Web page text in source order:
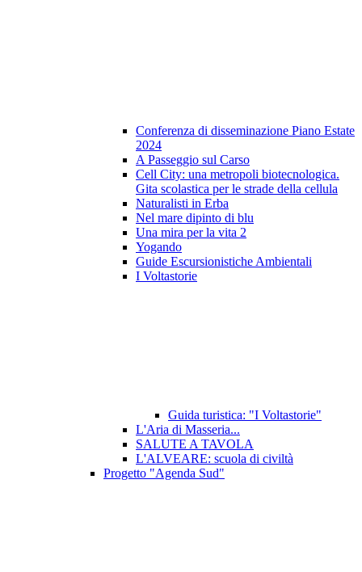
Conferenza di disseminazione Piano Estate
2024
A Passeggio sul Carso
Cell City: una metropoli biotecnologica.
Gita scolastica per le strade della cellula
Naturalisti in Erba
Nel mare dipinto di blu
Una mira per la vita 2
Yogando
Guide Escursionistiche Ambientali
I Voltastorie
Guida turistica: "I Voltastorie"
L'Aria di Masseria...
SALUTE A TAVOLA
L'ALVEARE: scuola di civiltà
Progetto "Agenda Sud"